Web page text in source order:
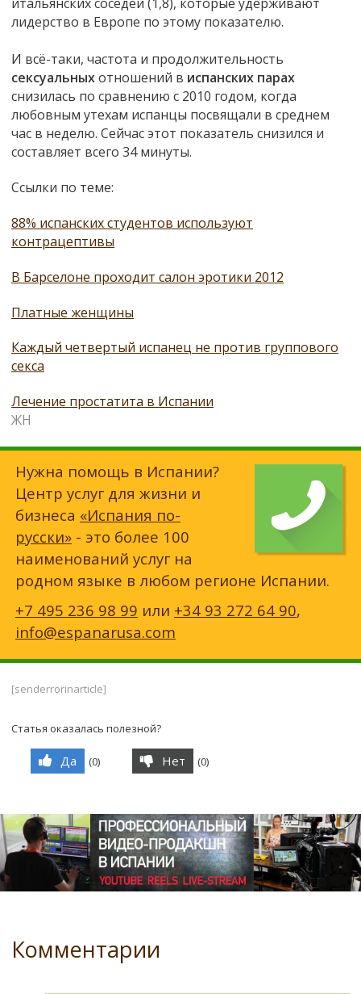
лидерство в Европе по этому показателю.
И всё-таки, частота и продолжительность
сексуальныхотношений в испанских парах
снизилась по сравнению с 2010 годом, когда
любовным утехам испанцы посвящали в среднем
час в неделю. Сейчас этот показатель снизился и
составляет всего 34 минуты.
Ссылки по теме:
88% испанских студентов используют
контрацептивы
В Барселоне проходит салон эротики 2012
Платные женщины
Каждый четвертый испанец не против группового
секса
Лечение простатита в Испании
ЖН
Нужна помощь в Испании?
Центр услуг для жизни и
бизнеса «Испания по-
русски» - это более 100
наименований услуг на
родном языке в любом регионе Испании.
+7 495 236 98 99 или +34 93 272 64 90,
info@espanarusa.com
[senderrorinarticle]
Статья оказалась полезной?
Да (0) Нет (0)
Комментарии